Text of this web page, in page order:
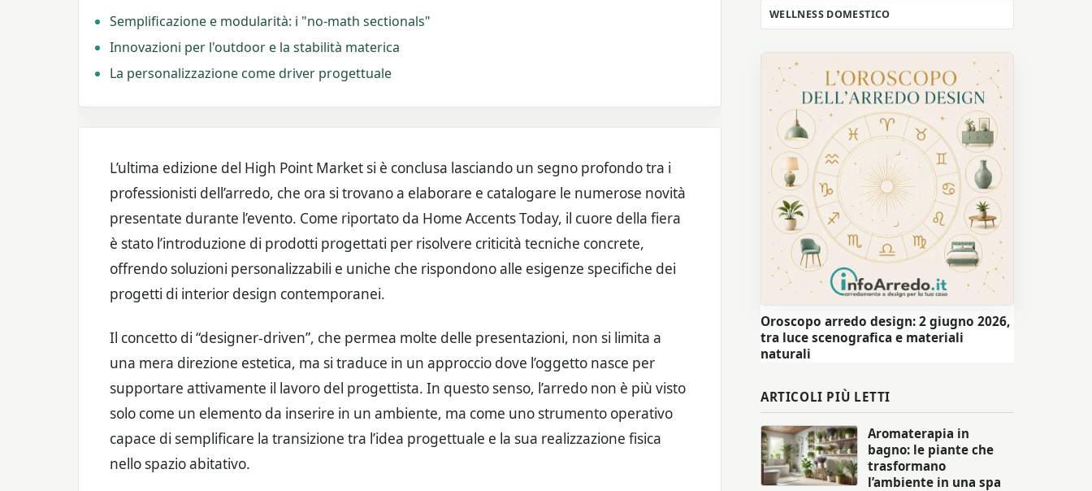
Semplificazione e modularità: i "no-math sectionals"
Innovazioni per l'outdoor e la stabilità materica
La personalizzazione come driver progettuale
L’ultima edizione del High Point Market si è conclusa lasciando un segno profondo tra i
professionisti dell’arredo, che ora si trovano a elaborare e catalogare le numerose novità
presentate durante l’evento. Come riportato da Home Accents Today, il cuore della fiera
è stato l’introduzione di prodotti progettati per risolvere criticità tecniche concrete,
offrendo soluzioni personalizzabili e uniche che rispondono alle esigenze specifiche dei
progetti di interior design contemporanei.
Il concetto di “designer-driven”, che permea molte delle presentazioni, non si limita a
una mera direzione estetica, ma si traduce in un approccio dove l’oggetto nasce per
supportare attivamente il lavoro del progettista. In questo senso, l’arredo non è più visto
solo come un elemento da inserire in un ambiente, ma come uno strumento operativo
capace di semplificare la transizione tra l’idea progettuale e la sua realizzazione fisica
nello spazio abitativo.
WELLNESS DOMESTICO
Oroscopo arredo design: 2 giugno 2026,
tra luce scenografica e materiali
naturali
ARTICOLI PIÙ LETTI
Aromaterapia in
bagno: le piante che
trasformano
l’ambiente in una spa